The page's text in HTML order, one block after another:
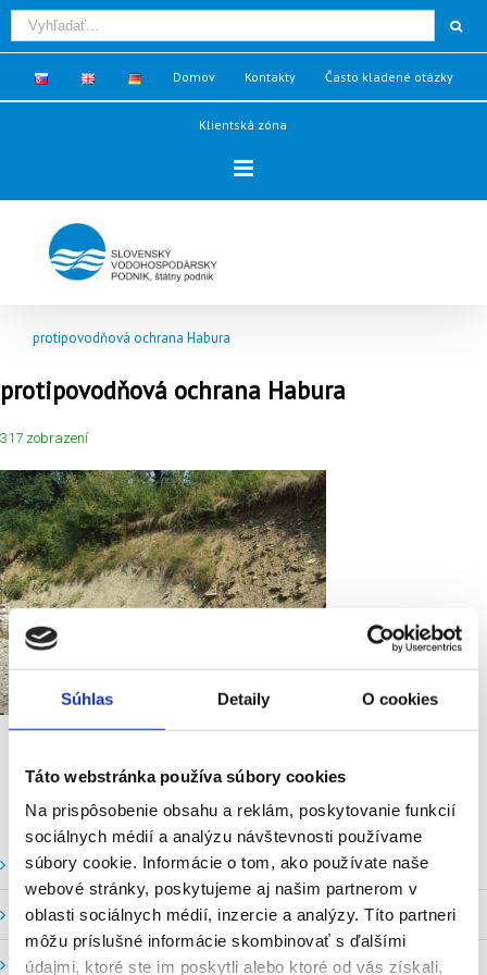
Súhlas Detaily O cookies
Táto webstránka používa súbory cookies
Na prispôsobenie obsahu a reklám, poskytovanie funkcií
sociálnych médií a analýzu návštevnosti používame
súbory cookie. Informácie o tom, ako používate naše
webové stránky, poskytujeme aj našim partnerom v
oblasti sociálnych médií, inzercie a analýzy. Títo partneri
môžu príslušné informácie skombinovať s ďalšími
údajmi, ktoré ste im poskytli alebo ktoré od vás získali,
Domov Kontakty Často kladené otázky
Klientská zóna
protipovodňová ochrana Habura
protipovodňová ochrana Habura
317 zobrazení
Vodné stavy a prietoky SHMU
Stavy a prietoky SVP, š. p.
Mapový portál